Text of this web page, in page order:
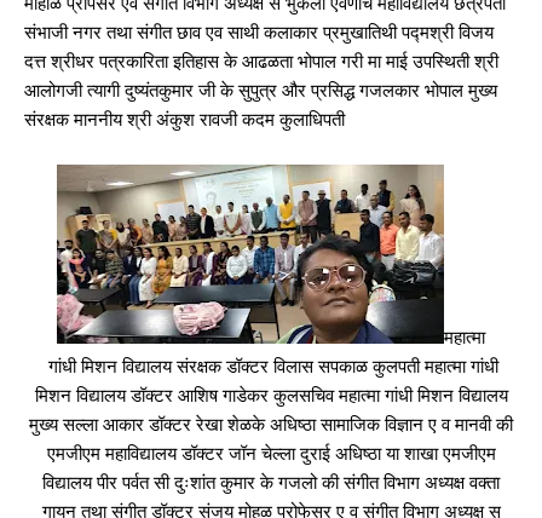
संभाजी नगर तथा संगीत छाव एव साथी कलाकार प्रमुखातिथी पद्मश्री विजय
दत्त श्रीधर पत्रकारिता इतिहास के आढळता भोपाल गरी मा माई उपस्थिती श्री
आलोगजी त्यागी दुष्यंतकुमार जी के सुपुत्र और प्रसिद्ध गजलकार भोपाल मुख्य
संरक्षक माननीय श्री अंकुश रावजी कदम कुलाधिपती
महात्मा
गांधी मिशन विद्यालय संरक्षक डॉक्टर विलास सपकाळ कुलपती महात्मा गांधी
मिशन विद्यालय डॉक्टर आशिष गाडेकर कुलसचिव महात्मा गांधी मिशन विद्यालय
मुख्य सल्ला आकार डॉक्टर रेखा शेळके अधिष्ठा सामाजिक विज्ञान ए व मानवी की
एमजीएम महाविद्यालय डॉक्टर जॉन चेल्ला दुराई अधिष्ठा या शाखा एमजीएम
विद्यालय पीर पर्वत सी दुःशांत कुमार के गजलो की संगीत विभाग अध्यक्ष वक्ता
गायन तथा संगीत डॉक्टर संजय मोहळ प्रोफेसर ए व संगीत विभाग अध्यक्ष स